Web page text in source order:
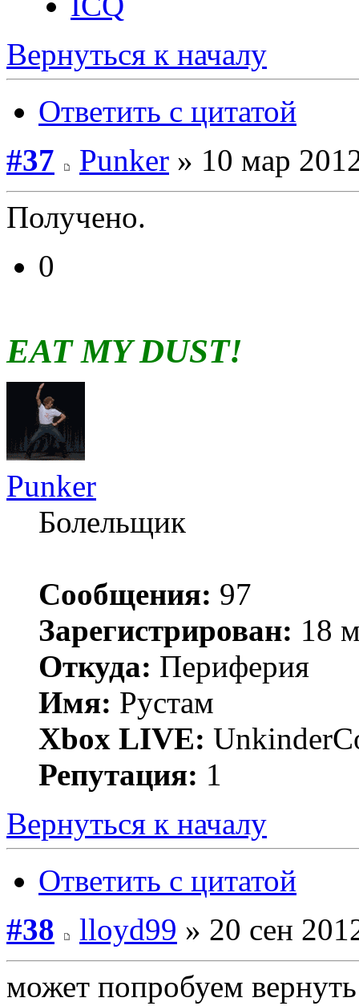
Вернуться к началу
Ответить с цитатой
#37
Punker » 10 мар
Получено.
0
EAT MY DUST!
Punker
Болельщик
Сообщения: 97
Зарегистрирован: 18
Откуда: Периферия
Имя: Рустам
Xbox LIVE:
Репутация: 1
Вернуться к началу
Ответить с цитатой
#38
lloyd99 » 20 сен
может попробуем